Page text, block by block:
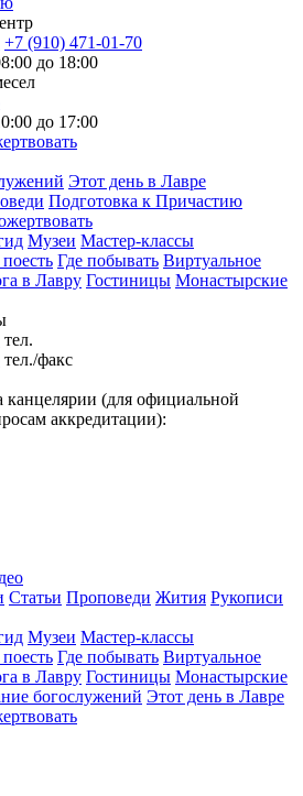
+7 (910) 471-01-70
до 18:00
до 17:00
Этот день в Лавре
Подготовка к Причастию
Музеи Мастер-классы
Где побывать Виртуальное
в Лавру Гостиницы Монастырские
тел.
тел./факс
канцелярии (для официальной
аккредитации):
Статьи Проповеди Жития Рукописи
Музеи Мастер-классы
Где побывать Виртуальное
в Лавру Гостиницы Монастырские
богослужений Этот день в Лавре